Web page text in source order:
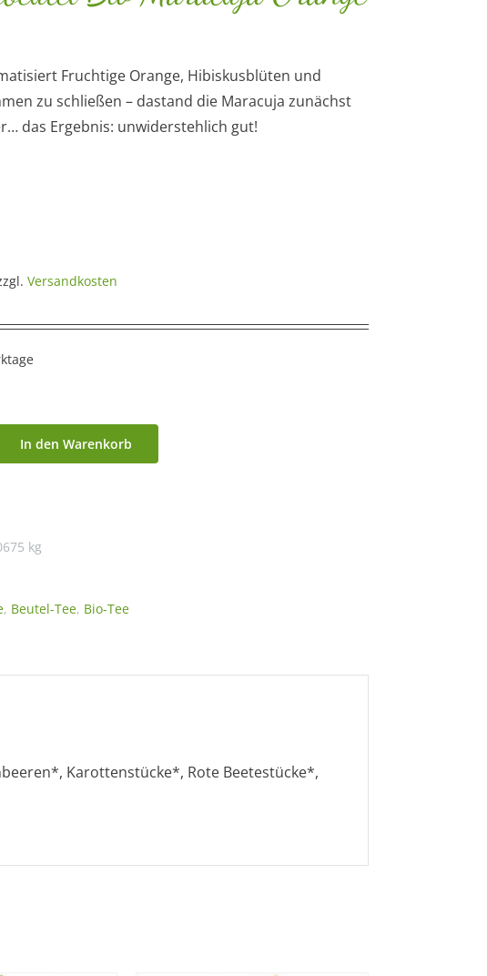
Fruchtige Orange, Hibiskusblüten und
zu schließen – dastand die Maracuja zunächst
das Ergebnis: unwiderstehlich gut!
Versandkosten
In den Warenkorb
kg
, Beutel-Tee, Bio-Tee
Karottenstücke*, Rote Beetestücke*,